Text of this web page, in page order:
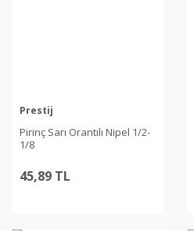
Prestij
Pirinç Sarı Orantılı Nipel 1/2-
1/8
45,89 TL